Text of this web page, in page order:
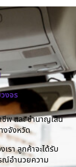
งจร
ชีพ และ ชำนาญเส้น
งจังหวัด
รา ลูกค้าจะได้รับ
ณ์อำนวยความ